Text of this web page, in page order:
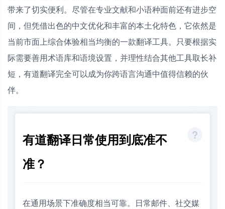
带来了切实便利。尽管在专业文献和小语种面前还有进步空
间，但凭借出色的中文优化和丰富的本土化特色，它依然是
当前市面上综合体验相当均衡的一款翻译工具。只要根据实
际需要善用术语库和语境设置，并理性结合其他工具取长补
短，有道翻译完全可以成为你跨语言沟通中值得信赖的伙
伴。
有道翻译日常使用到底准不
准？
在通用场景下准确度相当可靠。日常邮件、社交媒